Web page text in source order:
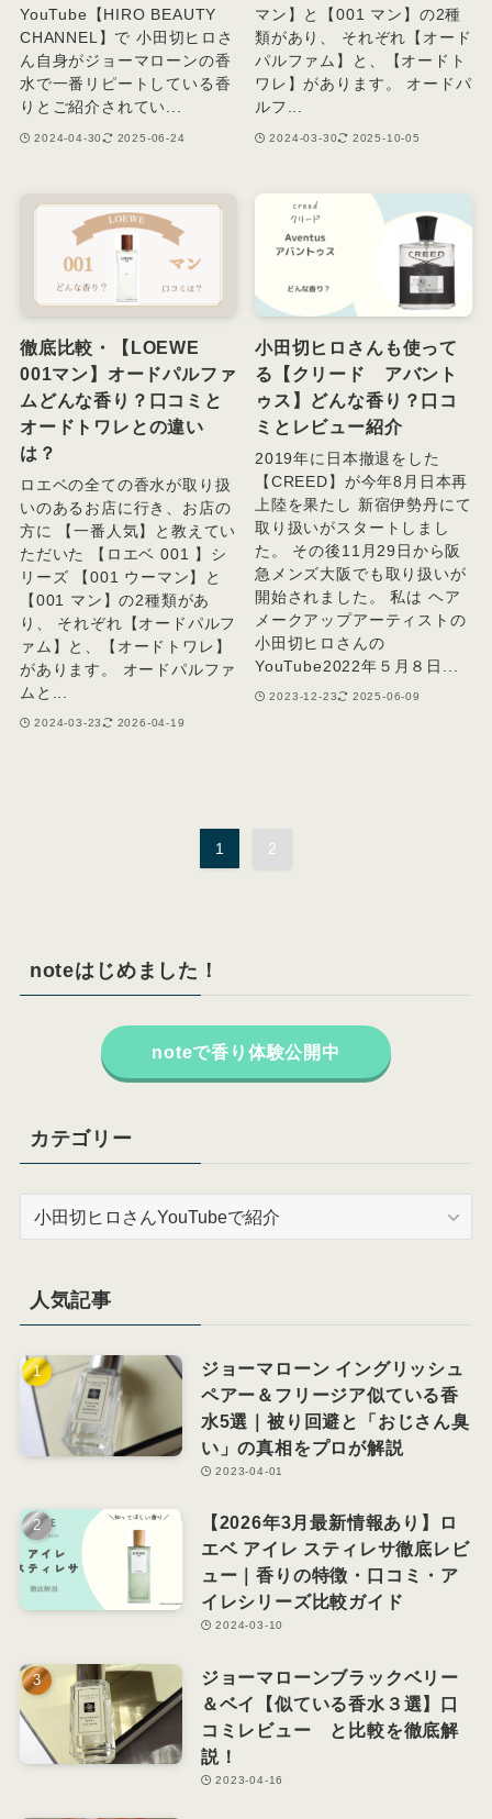
YouTube【HIRO BEAUTY
CHANNEL】で 小田切ヒロさ
ん自身がジョーマローンの香
水で一番リピートしている香
りとご紹介されてい...
2024-04-30 2025-06-24
マン】と【001 マン】の2種
類があり、 それぞれ【オード
パルファム】と、【オードト
ワレ】があります。 オードパ
ルフ...
2024-03-30 2025-10-05
徹底比較・【LOEWE
001マン】オードパルファ
ムどんな香り？口コミと
オードトワレとの違い
は？
ロエベの全ての香水が取り扱
いのあるお店に行き、お店の
方に 【一番人気】と教えてい
ただいた 【ロエベ 001 】シ
リーズ 【001 ウーマン】と
【001 マン】の2種類があ
り、 それぞれ【オードパルフ
ァム】と、【オードトワレ】
があります。 オードパルファ
ムと...
2024-03-23 2026-04-19
小田切ヒロさんも使って
る【クリード アバント
ゥス】どんな香り？口コ
ミとレビュー紹介
2019年に日本撤退をした
【CREED】が今年8月日本再
上陸を果たし 新宿伊勢丹にて
取り扱いがスタートしまし
た。 その後11月29日から阪
急メンズ大阪でも取り扱いが
開始されました。 私は ヘア
メークアップアーティストの
小田切ヒロさんの
YouTube2022年５月８日...
2023-12-23 2025-06-09
1 2
noteはじめました！
noteで香り体験公開中
カテゴリー
ー
人気記事
ジョーマローン イングリッシュ
ペアー＆フリージア似ている香
水5選｜被り回避と「おじさん臭
い」の真相をプロが解説
2023-04-01
【2026年3月最新情報あり】ロ
エベ アイレ スティレサ徹底レビ
ュー｜香りの特徴・口コミ・ア
イレシリーズ比較ガイド
2024-03-10
ジョーマローンブラックベリー
＆ベイ【似ている香水３選】口
コミレビュー と比較を徹底解
説！
2023-04-16